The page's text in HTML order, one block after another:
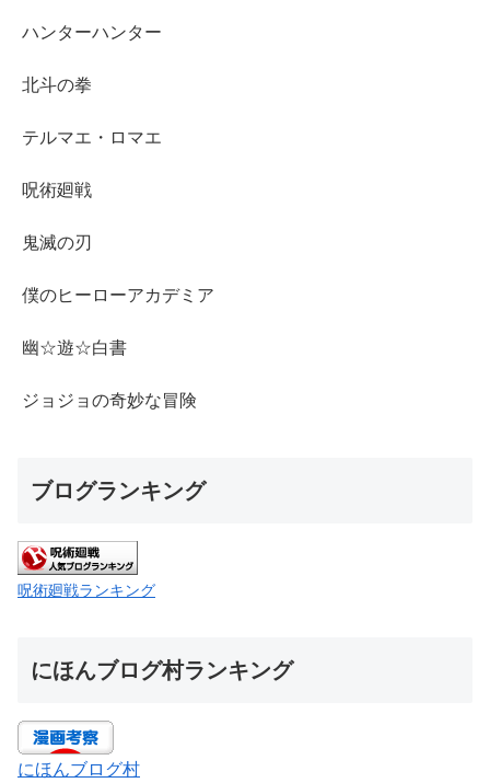
ハンターハンター
北斗の拳
テルマエ・ロマエ
呪術廻戦
鬼滅の刃
僕のヒーローアカデミア
幽☆遊☆白書
ジョジョの奇妙な冒険
ブログランキング
呪術廻戦ランキング
にほんブログ村ランキング
にほんブログ村